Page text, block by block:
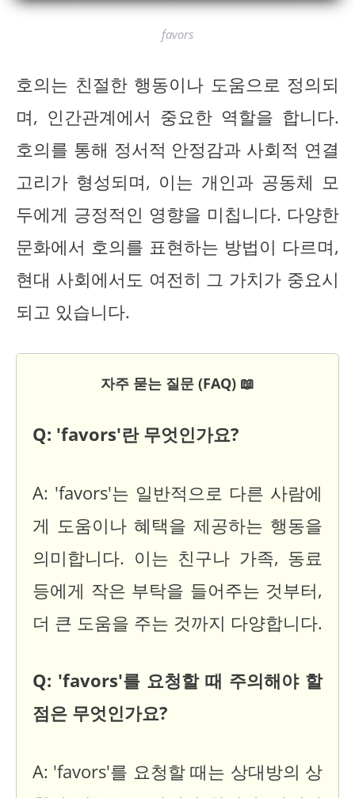
favors
호의는 친절한 행동이나 도움으로 정의되
며, 인간관계에서 중요한 역할을 합니다.
호의를 통해 정서적 안정감과 사회적 연결
고리가 형성되며, 이는 개인과 공동체 모
두에게 긍정적인 영향을 미칩니다. 다양한
문화에서 호의를 표현하는 방법이 다르며,
현대 사회에서도 여전히 그 가치가 중요시
되고 있습니다.
자주 묻는 질문 (FAQ) 📖
Q: 'favors'란 무엇인가요?
A: 'favors'는 일반적으로 다른 사람에
게 도움이나 혜택을 제공하는 행동을
의미합니다. 이는 친구나 가족, 동료
등에게 작은 부탁을 들어주는 것부터,
더 큰 도움을 주는 것까지 다양합니다.
Q: 'favors'를 요청할 때 주의해야 할
점은 무엇인가요?
A: 'favors'를 요청할 때는 상대방의 상